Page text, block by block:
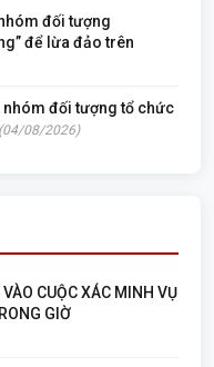
đối tượng
để lừa đảo trên
nhóm đối tượng tổ chức
(04/08/2026)
CUỘC XÁC MINH VỤ
GIỜ